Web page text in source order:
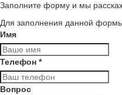
Заполните форму и мы
Для заполнения данной
Имя
Телефон *
Вопрос